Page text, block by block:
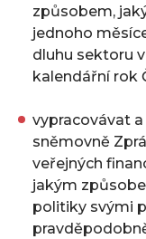
způsobem,
jednoho
dluhu sektoru
kalendářní rok
vypracovávat
sněmovně
veřejných
jakým
politiky svými